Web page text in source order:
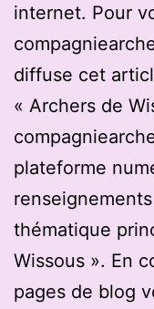
internet. Pour
diffuse cet
« Archers de
plateforme
thématique
Wissous ». En
pages de blog